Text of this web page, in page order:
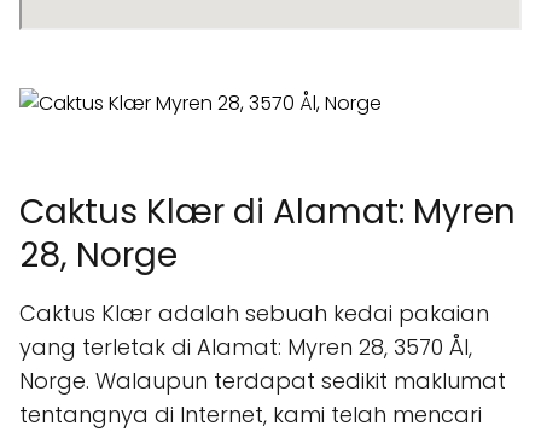
Caktus Klær di Alamat: Myren
28, Norge
Caktus Klær adalah sebuah kedai pakaian
yang terletak di Alamat: Myren 28, 3570 Ål,
Norge. Walaupun terdapat sedikit maklumat
tentangnya di Internet, kami telah mencari